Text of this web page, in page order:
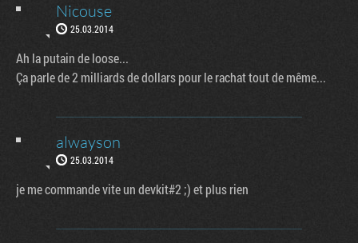
Nicouse
25.03.2014
Ah la putain de loose...
Ça parle de 2 milliards de dollars pour le rachat tout de même...
alwayson
25.03.2014
je me commande vite un devkit#2 ;) et plus rien